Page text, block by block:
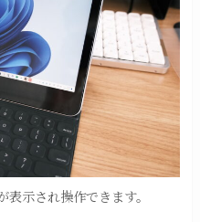
示され操作できます。